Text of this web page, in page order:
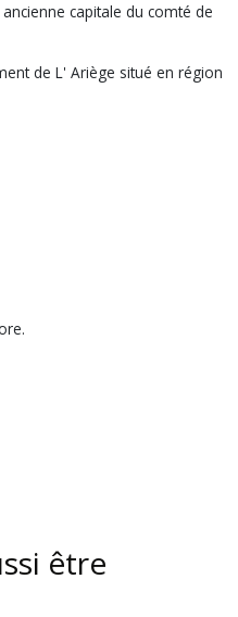
capitale du comté de
de L' Ariège situé en région
être